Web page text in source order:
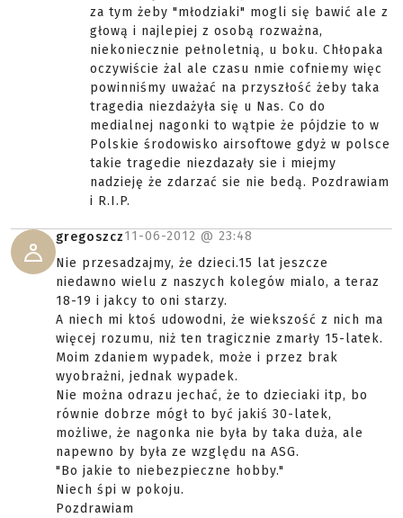
za tym żeby "młodziaki" mogli się bawić ale z
głową i najlepiej z osobą rozważna,
niekoniecznie pełnoletnią, u boku. Chłopaka
oczywiście żal ale czasu nmie cofniemy więc
powinniśmy uważać na przyszłość żeby taka
tragedia niezdażyła się u Nas. Co do
medialnej nagonki to wątpie że pójdzie to w
Polskie środowisko airsoftowe gdyż w polsce
takie tragedie niezdazały sie i miejmy
nadzieję że zdarzać sie nie bedą. Pozdrawiam
i R.I.P.
gregoszcz11-06-2012 @ 23:48
Nie przesadzajmy, że dzieci.15 lat jeszcze
niedawno wielu z naszych kolegów mialo, a teraz
18-19 i jakcy to oni starzy.
A niech mi ktoś udowodni, że wiekszość z nich ma
więcej rozumu, niż ten tragicznie zmarły 15-latek.
Moim zdaniem wypadek, może i przez brak
wyobrażni, jednak wypadek.
Nie można odrazu jechać, że to dzieciaki itp, bo
równie dobrze mógł to być jakiś 30-latek,
możliwe, że nagonka nie była by taka duża, ale
napewno by była ze względu na ASG.
"Bo jakie to niebezpieczne hobby."
Niech śpi w pokoju.
Pozdrawiam